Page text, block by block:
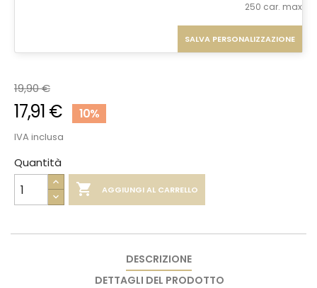
250 car. max
SALVA PERSONALIZZAZIONE
19,90 €
17,91 € 10%
IVA inclusa
Quantità
 AGGIUNGI AL CARRELLO
DESCRIZIONE
DETTAGLI DEL PRODOTTO